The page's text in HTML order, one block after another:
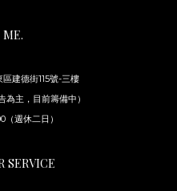
建德街115號-三樓
為主，目前籌備中）
（週休二日）
SERVICE